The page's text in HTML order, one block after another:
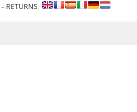
- RETURNS